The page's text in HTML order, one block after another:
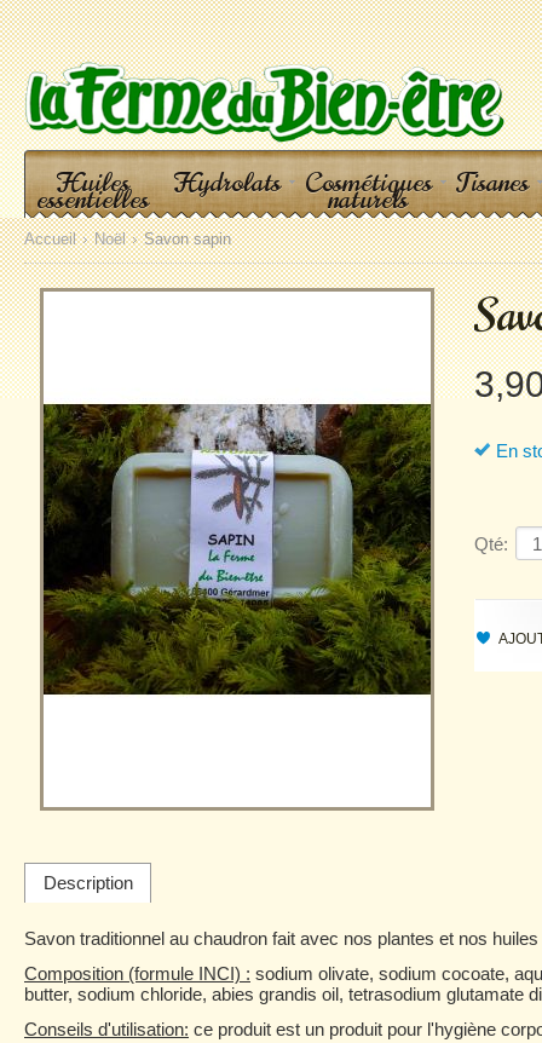
Huiles
essentielles Hydrolats Cosmétiques
naturels Tisanes
Accueil Noël Savon sapin
En
Qté:
Description
Savon traditionnel au chaudron fait avec nos plantes et nos
Composition (formule INCI) : sodium olivate, sodium cocoate,
butter, sodium chloride, abies grandis oil, tetrasodium glutamate
Conseils d'utilisation: ce produit est un produit pour l'hygiène